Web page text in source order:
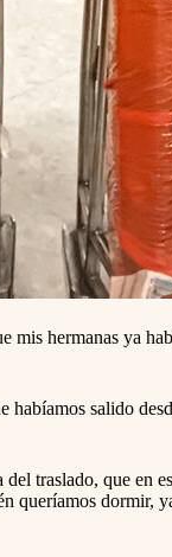
mis hermanas ya
salido
traslado, que en
dormir,